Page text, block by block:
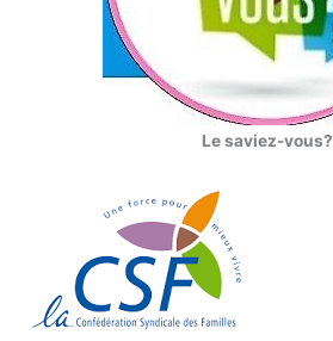
Le saviez-vous?